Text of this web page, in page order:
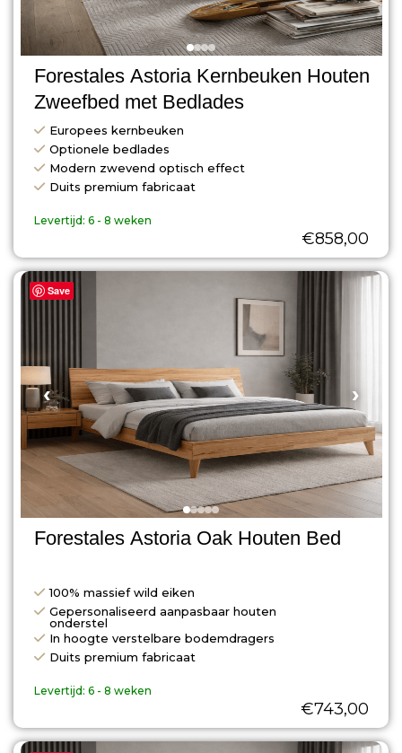
Forestales Astoria Kernbeuken Houten
Zweefbed met Bedlades
Europees kernbeuken
Optionele bedlades
Modern zwevend optisch effect
Duits premium fabricaat
€858,00
Levertijd: 6 - 8 weken
Save
‹ ›
Forestales Astoria Oak Houten Bed
100% massief wild eiken
Gepersonaliseerd aanpasbaar houten
onderstel
In hoogte verstelbare bodemdragers
Duits premium fabricaat
€743,00
Levertijd: 6 - 8 weken